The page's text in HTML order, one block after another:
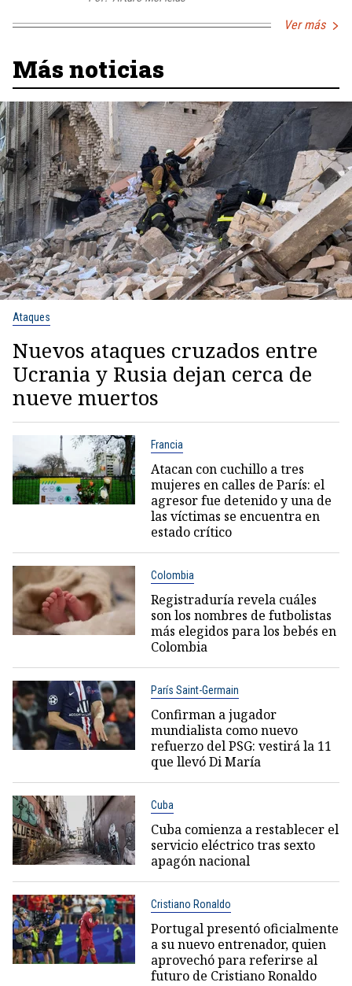
Ver más
Más noticias
Ataques
Nuevos ataques cruzados entre
Ucrania y Rusia dejan cerca de
nueve muertos
Francia
Atacan con cuchillo a tres
mujeres en calles de París: el
agresor fue detenido y una de
las víctimas se encuentra en
estado crítico
Colombia
Registraduría revela cuáles
son los nombres de futbolistas
más elegidos para los bebés en
Colombia
París Saint-Germain
Confirman a jugador
mundialista como nuevo
refuerzo del PSG: vestirá la 11
que llevó Di María
Cuba
Cuba comienza a restablecer el
servicio eléctrico tras sexto
apagón nacional
Cristiano Ronaldo
Portugal presentó oficialmente
a su nuevo entrenador, quien
aprovechó para referirse al
futuro de Cristiano Ronaldo